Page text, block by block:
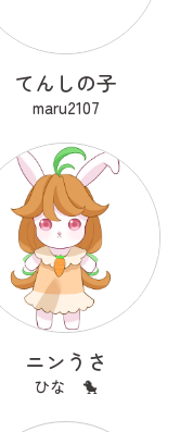
てんしの子
maru2107
ニンうさ
ひな 🐤